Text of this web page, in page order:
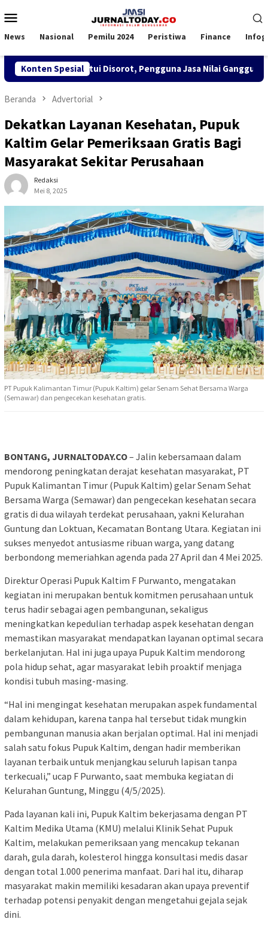
ke
Mobile
News Nasional Pemilu 2024 Peristiwa Finance
Konten Spesial
di KSOP Satui Disorot, Pengguna Jasa Nilai Ganggu
Beranda Advertorial
Dekatkan Layanan Kesehatan, Pupuk
Kaltim Gelar Pemeriksaan Gratis Bagi
Masyarakat Sekitar Perusahaan
Redaksi
Mei 8, 2025
PT Pupuk Kalimantan Timur (Pupuk Kaltim) gelar Senam Sehat Bersama Warga
(Semawar) dan pengecekan kesehatan gratis.
BONTANG, JURNALTODAY.CO– Jalin kebersamaan dalam
mendorong peningkatan derajat kesehatan masyarakat, PT
Pupuk Kalimantan Timur (Pupuk Kaltim) gelar Senam Sehat
Bersama Warga (Semawar) dan pengecekan kesehatan secara
gratis di dua wilayah terdekat perusahaan, yakni Kelurahan
Guntung dan Loktuan, Kecamatan Bontang Utara. Kegiatan ini
sukses menyedot antusiasme ribuan warga, yang datang
berbondong memeriahkan agenda pada 27 April dan 4 Mei 2025.
Direktur Operasi Pupuk Kaltim F Purwanto, mengatakan
kegiatan ini merupakan bentuk komitmen perusahaan untuk
terus hadir sebagai agen pembangunan, sekaligus
meningkatkan kepedulian terhadap aspek kesehatan dengan
memastikan masyarakat mendapatkan layanan optimal secara
berkelanjutan. Hal ini juga upaya Pupuk Kaltim mendorong
pola hidup sehat, agar masyarakat lebih proaktif menjaga
kondisi tubuh masing-masing.
“Hal ini mengingat kesehatan merupakan aspek fundamental
dalam kehidupan, karena tanpa hal tersebut tidak mungkin
pembangunan manusia akan berjalan optimal. Hal ini menjadi
salah satu fokus Pupuk Kaltim, dengan hadir memberikan
layanan terbaik untuk menjangkau seluruh lapisan tanpa
terkecuali,” ucap F Purwanto, saat membuka kegiatan di
Kelurahan Guntung, Minggu (4/5/2025).
Pada layanan kali ini, Pupuk Kaltim bekerjasama dengan PT
Kaltim Medika Utama (KMU) melalui Klinik Sehat Pupuk
Kaltim, melakukan pemeriksaan yang mencakup tekanan
darah, gula darah, kolesterol hingga konsultasi medis dasar
dengan total 1.000 penerima manfaat. Dari hal itu, diharap
masyarakat makin memiliki kesadaran akan upaya preventif
terhadap potensi penyakit dengan mengetahui gejala sejak
dini.